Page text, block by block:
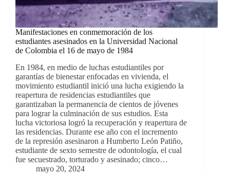
Manifestaciones en conmemoración de los
estudiantes asesinados en la Universidad Nacional
de Colombia el 16 de mayo de 1984
En 1984, en medio de luchas estudiantiles por
garantías de bienestar enfocadas en vivienda, el
movimiento estudiantil inició una lucha exigiendo la
reapertura de residencias estudiantiles que
garantizaban la permanencia de cientos de jóvenes
para lograr la culminación de sus estudios. Esta
lucha victoriosa logró la recuperación y reapertura de
las residencias. Durante ese año con el incremento
de la represión asesinaron a Humberto León Patiño,
estudiante de sexto semestre de odontología, el cual
fue secuestrado, torturado y asesinado; cinco…
mayo 20, 2024